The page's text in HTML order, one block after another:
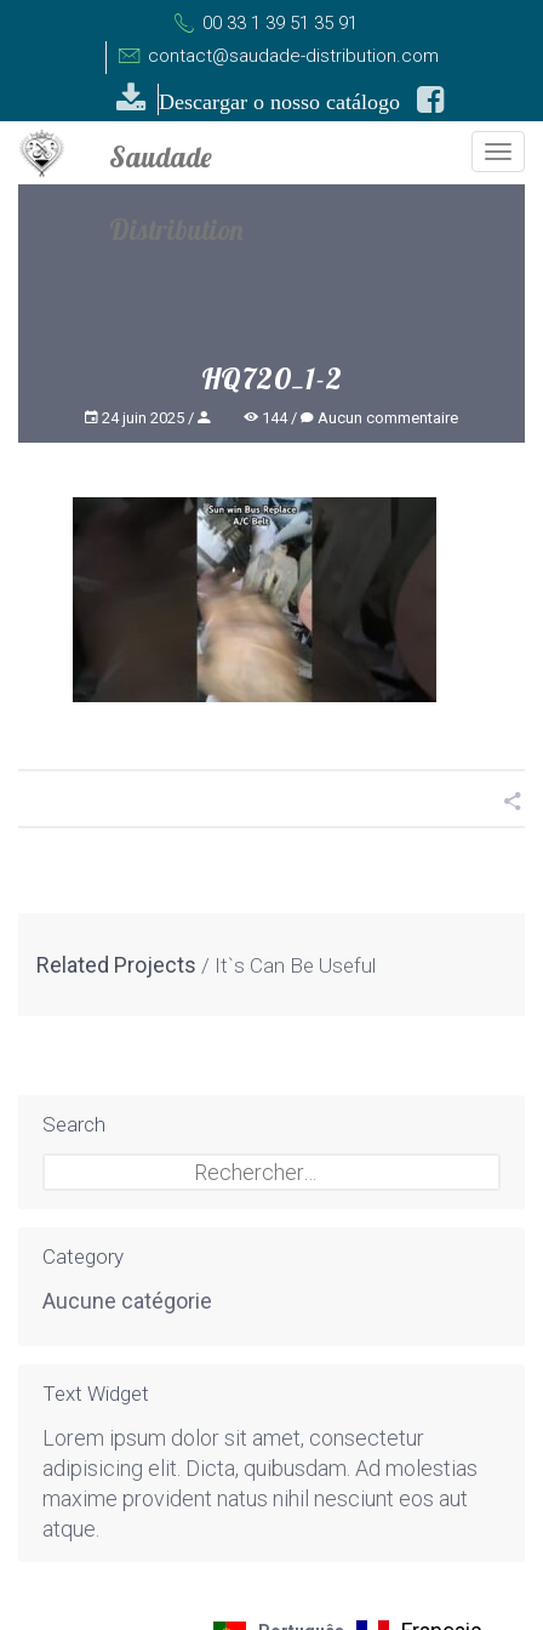
00 33 1 39 51 35 91
contact@saudade-distribution.com
Descargar o nosso catálogo
HQ720_1-2
24 juin 2025 144 Aucun commentaire
Related Projects It`s Can Be Useful
Search
Category
Aucune catégorie
Text Widget
Lorem ipsum dolor sit amet, consectetur
adipisicing elit. Dicta, quibusdam. Ad molestias
maxime provident natus nihil nesciunt eos aut
atque.